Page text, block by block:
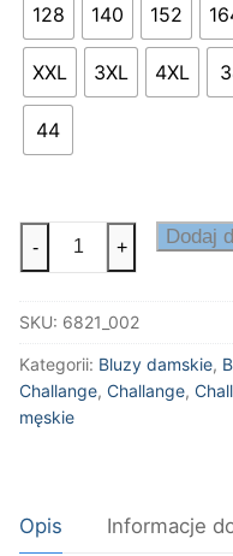
128 140 152
XXL 3XL 4XL
44
Bluza
kapturem
CHALLENGE
- + Dodaj
SKU: 6821_002
Kategorii: Bluzy damskie,
Challange, Challange,
męskie
Opis Informacje